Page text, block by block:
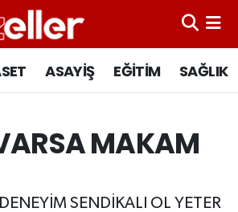
ASAYİŞ EĞİTİM SAĞLIK
MAKAM
SENDİKALI OL YETER
Durumu ve Fikstür